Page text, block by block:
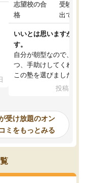
志望校の合
格
受験して
出ていな
いいとは思いますが、料
す。
自分が朝型なので、自習
つ、手助けしてくれる設
この塾を選びました。
投稿日：
受け放題のオン
ミをもっとみる